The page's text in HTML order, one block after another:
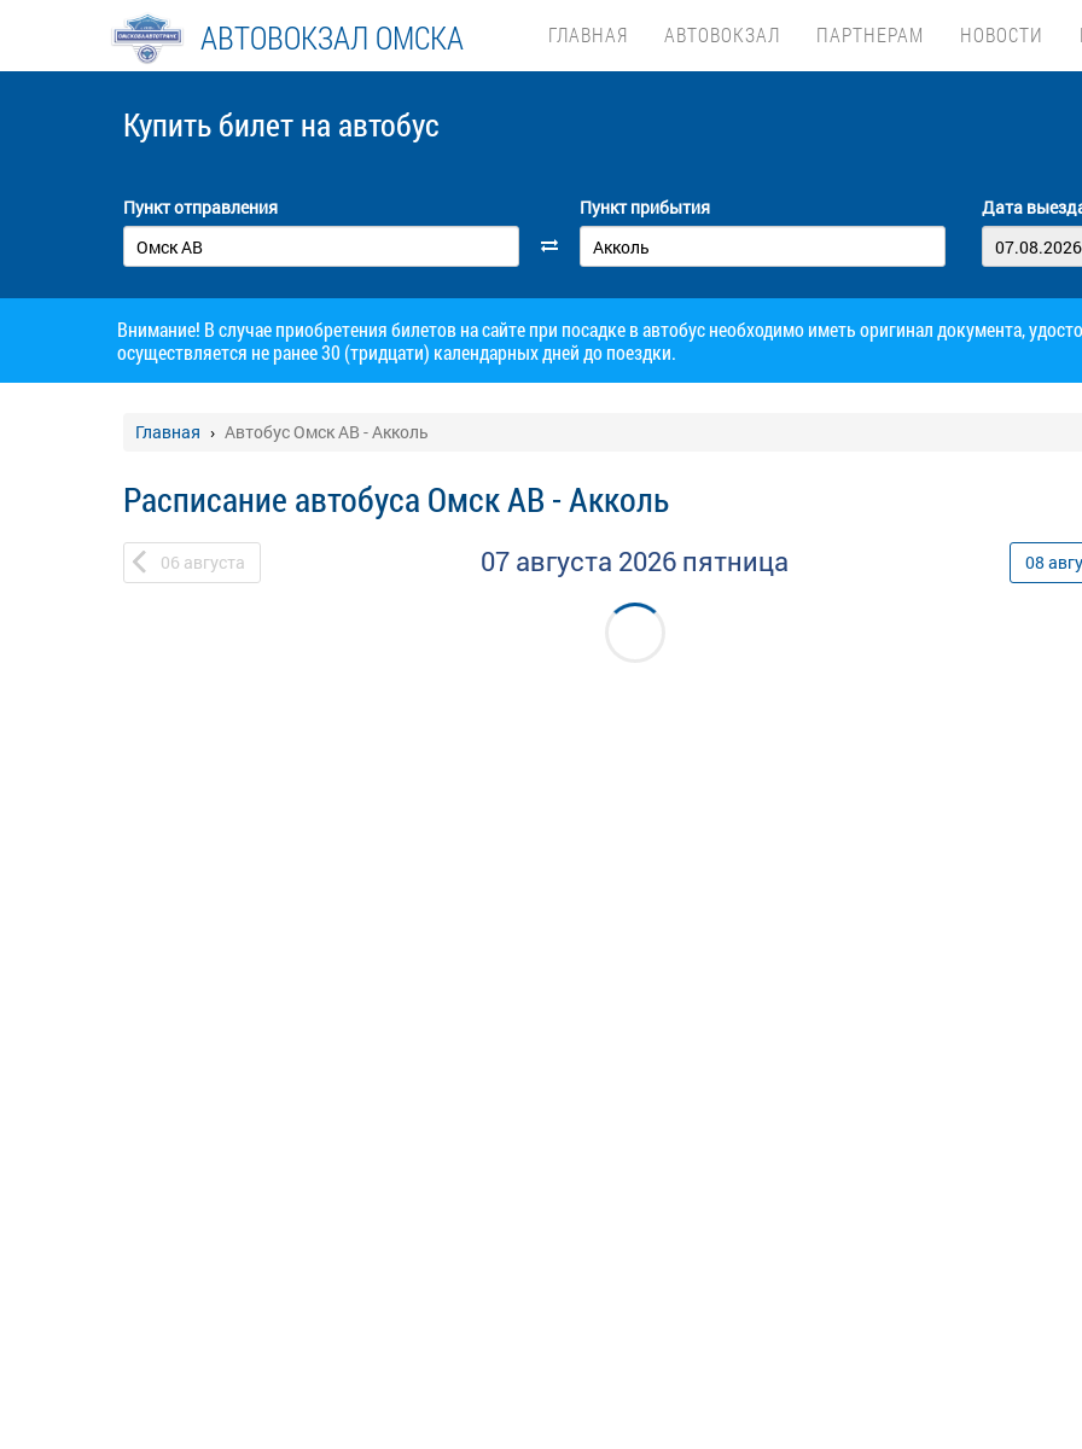
АВТОВОКЗАЛ ОМСКА ГЛАВНАЯ АВТОВОКЗАЛ ПАРТНЕРАМ НОВОСТИ
Купить билет на автобус
Пункт отправления Пункт прибытия Дата
Внимание! В случае приобретения билетов на сайте при посадке в автобус необходимо иметь оригинал документа,
осуществляется не ранее 30 (тридцати) календарных дней до поездки.
Главная Автобус Омск АВ - Акколь
Расписание автобуса Омск АВ - Акколь
06 августа 07 августа 2026 пятница 08